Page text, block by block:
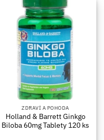
ZDRAVÍ A POHODA
Holland & Barrett Ginkgo
Biloba 60mg Tablety 120 ks